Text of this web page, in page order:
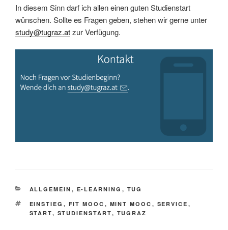
In diesem Sinn darf ich allen einen guten Studienstart
wünschen. Sollte es Fragen geben, stehen wir gerne unter
study@tugraz.atzur Verfügung.
KATEGORIEN
ALLGEMEIN , E-LEARNING , TUG
SCHLAGWÖRTER
EINSTIEG , FIT MOOC , MINT MOOC , SERVICE ,
START, STUDIENSTART, TUGRAZ